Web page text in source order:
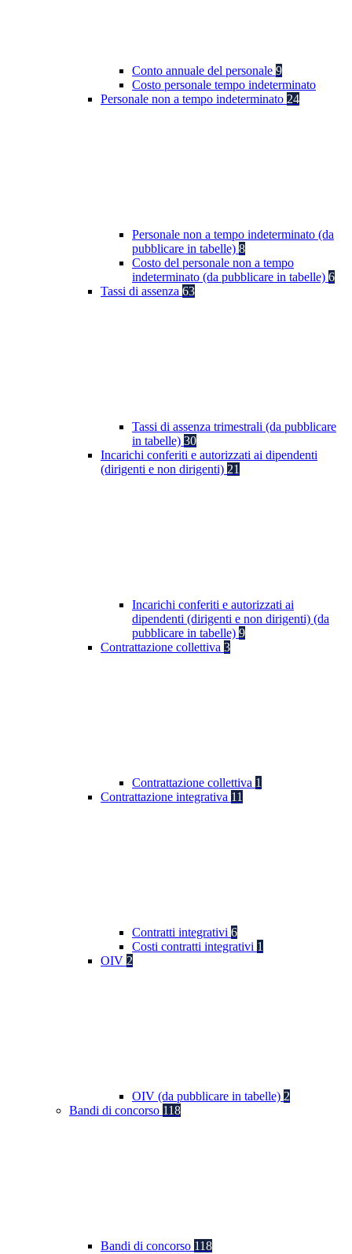
Conto annuale del personale 9
Costo personale tempo indeterminato
Personale non a tempo indeterminato 24
Personale non a tempo indeterminato (da
pubblicare in tabelle) 8
Costo del personale non a tempo
indeterminato (da pubblicare in tabelle) 6
Tassi di assenza 63
Tassi di assenza trimestrali (da pubblicare
in tabelle) 30
Incarichi conferiti e autorizzati ai dipendenti
(dirigenti e non dirigenti) 21
Incarichi conferiti e autorizzati ai
dipendenti (dirigenti e non dirigenti) (da
pubblicare in tabelle) 9
Contrattazione collettiva 3
Contrattazione collettiva 1
Contrattazione integrativa 11
Contratti integrativi 6
Costi contratti integrativi 1
OIV 2
OIV (da pubblicare in tabelle) 2
Bandi di concorso 118
Bandi di concorso 118